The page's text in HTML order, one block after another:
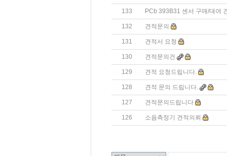
133 PCb 393B31 센서 구매/대여
132 견적문의
131 견적서 요청
130 견적문의건
129 견적 요청드립니다.
128 견적 문의 드립니다.
127 견적문의드립니다
126 소음측정기 견적의뢰